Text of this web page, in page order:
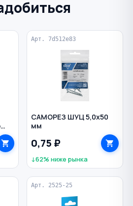
Арт. 7d512e83
САМОРЕЗ ШУЦ 5,0х50
мм
0,75 ₽
↓62% ниже рынка
Арт. 2525-25